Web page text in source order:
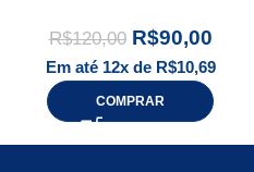
R$120,00 R$90,00
Em até 12x de R$10,69
COMPRAR